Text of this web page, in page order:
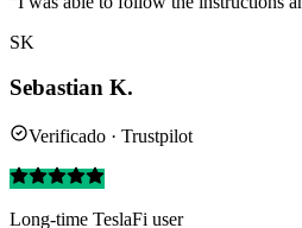
SK
Sebastian K.
Verificado · Trustpilot
Long-time TeslaFi user